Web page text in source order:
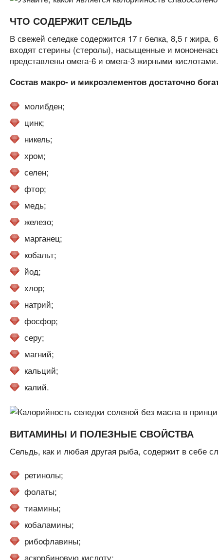
ЧТО СОДЕРЖИТ СЕЛЬДЬ
В свежей селедке содержится 17 г белка, 8,5 г
входят стерины (стеролы), насыщенные и
представлены омега-6 и омега-3 жирными кислотами.
Состав макро- и микроэлементов достаточно
молибден;
цинк;
никель;
хром;
селен;
фтор;
медь;
железо;
марганец;
кобальт;
йод;
хлор;
натрий;
фосфор;
серу;
магний;
кальций;
калий.
ВИТАМИНЫ И ПОЛЕЗНЫЕ СВОЙСТВА
Сельдь, как и любая другая рыба, содержит в себе
ретинолы;
фолаты;
тиамины;
кобаламины;
рибофлавины;
аскорбиновую кислоту;